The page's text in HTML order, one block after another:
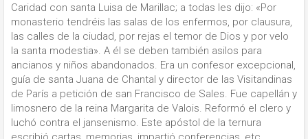
Caridad con santa Luisa de Marillac; a todas les dijo: «Por
monasterio tendréis las salas de los enfermos, por clausura,
las calles de la ciudad, por rejas el temor de Dios y por velo
la santa modestia». A él se deben también asilos para
ancianos y niños abandonados. Era un confesor excepcional,
guía de santa Juana de Chantal y director de las Visitandinas
de París a petición de san Francisco de Sales. Fue capellán y
limosnero de la reina Margarita de Valois. Reformó el clero y
luchó contra el jansenismo. Este apóstol de la ternura